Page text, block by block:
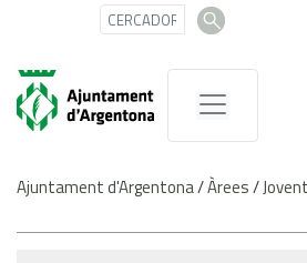
Ajuntament d'Argentona/Àrees/